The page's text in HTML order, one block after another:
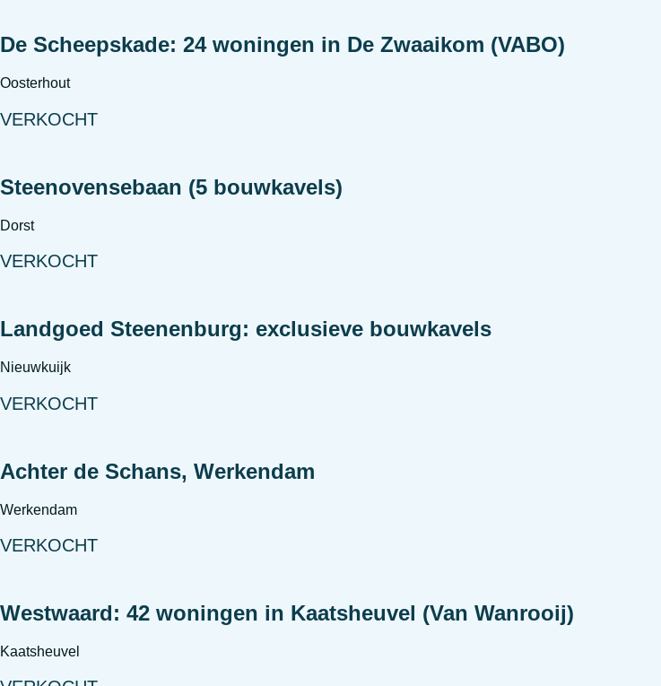
De Scheepskade: 24 woningen in De Zwaaikom (VABO)
Oosterhout
VERKOCHT
Steenovensebaan (5 bouwkavels)
Dorst
VERKOCHT
Landgoed Steenenburg: exclusieve bouwkavels
Nieuwkuijk
VERKOCHT
Achter de Schans, Werkendam
Werkendam
VERKOCHT
Westwaard: 42 woningen in Kaatsheuvel (Van Wanrooij)
Kaatsheuvel